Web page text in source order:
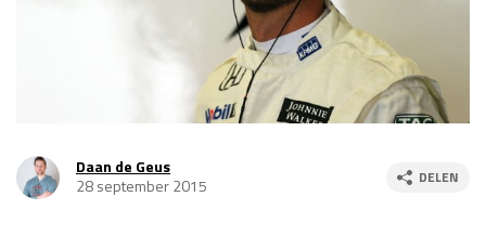
za 13:00 - 15:00
GP VERENIGDE STATEN 2026 23 - 25 okt
GP SÃO PAULO 2026 06 - 08 nov
Daan de Geus
28 september 2015
DELEN